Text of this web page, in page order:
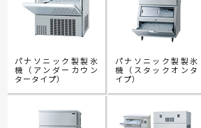
パナソニック製製氷
機（アンダーカウン
タータイプ）
パナソニック製製氷
機（スタックオンタ
イプ）